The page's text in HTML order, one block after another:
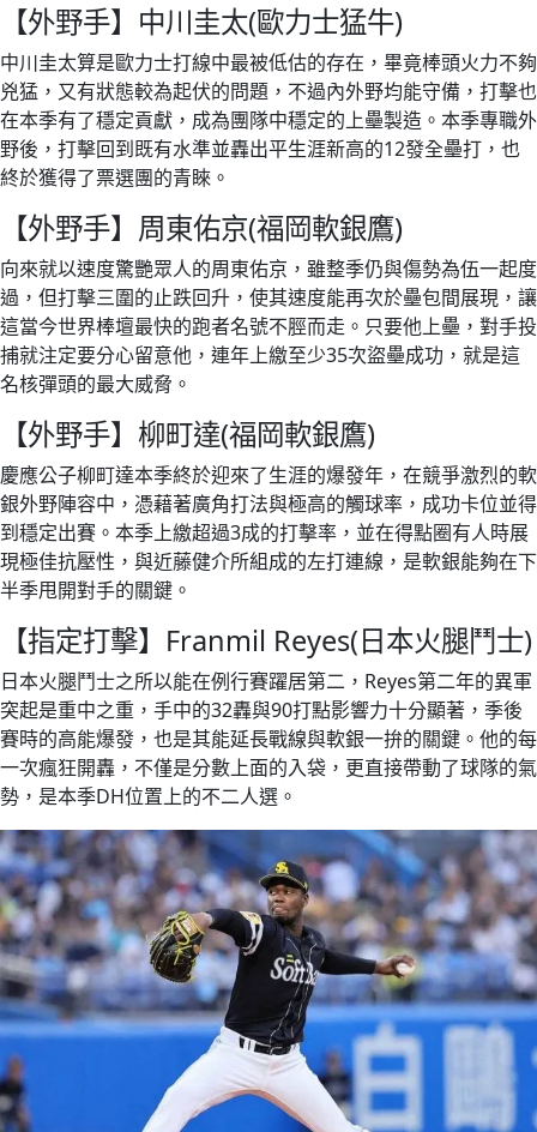
【外野手】中川圭太(歐力士猛牛)
中川圭太算是歐力士打線中最被低估的存在，畢竟棒頭火力不夠
兇猛，又有狀態較為起伏的問題，不過內外野均能守備，打擊也
在本季有了穩定貢獻，成為團隊中穩定的上壘製造。本季專職外
野後，打擊回到既有水準並轟出平生涯新高的12發全壘打，也
終於獲得了票選團的青睞。
【外野手】周東佑京(福岡軟銀鷹)
向來就以速度驚艷眾人的周東佑京，雖整季仍與傷勢為伍一起度
過，但打擊三圍的止跌回升，使其速度能再次於壘包間展現，讓
這當今世界棒壇最快的跑者名號不脛而走。只要他上壘，對手投
捕就注定要分心留意他，連年上繳至少35次盜壘成功，就是這
名核彈頭的最大威脅。
【外野手】柳町達(福岡軟銀鷹)
慶應公子柳町達本季終於迎來了生涯的爆發年，在競爭激烈的軟
銀外野陣容中，憑藉著廣角打法與極高的觸球率，成功卡位並得
到穩定出賽。本季上繳超過3成的打擊率，並在得點圈有人時展
現極佳抗壓性，與近藤健介所組成的左打連線，是軟銀能夠在下
半季甩開對手的關鍵。
【指定打擊】Franmil Reyes(日本火腿鬥士)
日本火腿鬥士之所以能在例行賽躍居第二，Reyes第二年的異軍
突起是重中之重，手中的32轟與90打點影響力十分顯著，季後
賽時的高能爆發，也是其能延長戰線與軟銀一拚的關鍵。他的每
一次瘋狂開轟，不僅是分數上面的入袋，更直接帶動了球隊的氣
勢，是本季DH位置上的不二人選。